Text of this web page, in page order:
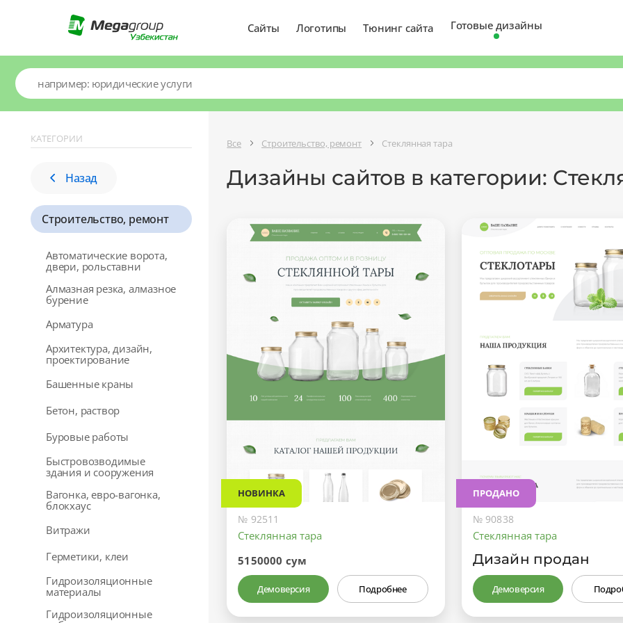
Сайты Логотипы Тюнинг сайта Готовые дизайны
КАТЕГОРИИ
Назад
Строительство, ремонт
Автоматические ворота,
двери, рольставни
Алмазная резка, алмазное
бурение
Арматура
Архитектура, дизайн,
проектирование
Башенные краны
Бетон, раствор
Буровые работы
Быстровозводимые
здания и сооружения
Вагонка, евро-вагонка,
блокхаус
Витражи
Герметики, клеи
Гидроизоляционные
материалы
Гидроизоляционные
Все Строительство, ремонт Стеклянная тара
Дизайны сайтов в категории:
НОВИНКА
№ 92511
Стеклянная тара
5150000 сум
Демоверсия Подробнее
ПРОДАНО
№ 90838
Стеклянная тара
Дизайн продан
Демоверсия